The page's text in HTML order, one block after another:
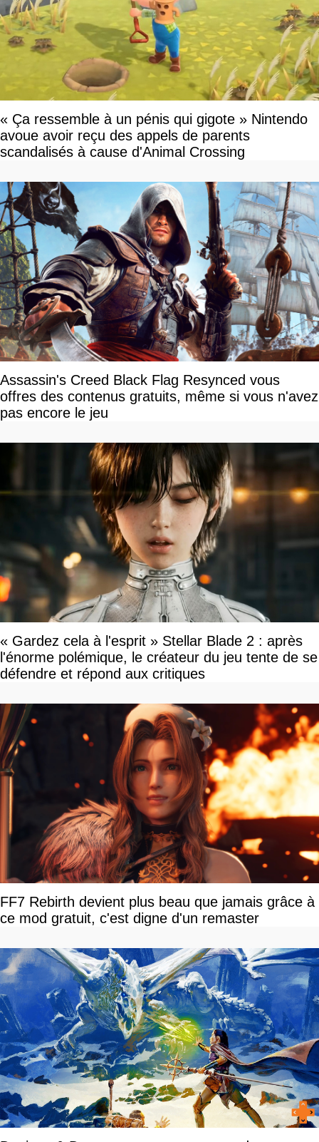
« Ça ressemble à un pénis qui gigote » Nintendo
avoue avoir reçu des appels de parents
scandalisés à cause d'Animal Crossing
Assassin's Creed Black Flag Resynced vous
offres des contenus gratuits, même si vous n'avez
pas encore le jeu
« Gardez cela à l'esprit » Stellar Blade 2 : après
l'énorme polémique, le créateur du jeu tente de se
défendre et répond aux critiques
FF7 Rebirth devient plus beau que jamais grâce à
ce mod gratuit, c'est digne d'un remaster